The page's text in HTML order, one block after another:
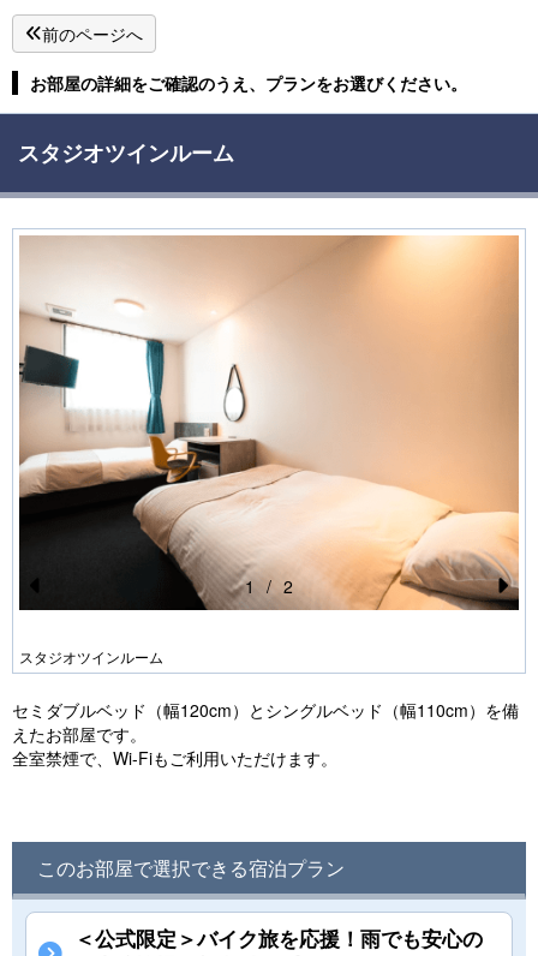
前のページへ
お部屋の詳細をご確認のうえ、プランをお選びください。
スタジオツインルーム
Pr
e
o
u
スタジオツインルーム
N
1 / 2
セミダブルベッド（幅120cm）とシングルベッド（幅110cm）を備
えたお部屋です。
全室禁煙で、Wi-Fiもご利用いただけます。
このお部屋で選択できる宿泊プラン
＜公式限定＞バイク旅を応援！雨でも安心の